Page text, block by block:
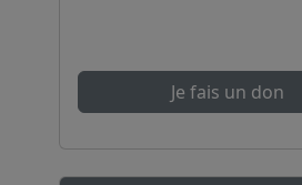
Je fais un don